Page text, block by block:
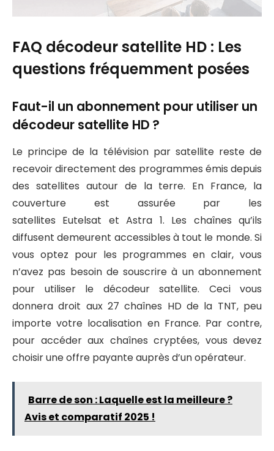
FAQ décodeur satellite HD : Les
questions fréquemment posées
Faut-il un abonnement pour utiliser un
décodeur satellite HD ?
Le principe de la télévision par satellite reste de
recevoir directement des programmes émis depuis
des satellites autour de la terre. En France, la
couverture est assurée par les
satellites Eutelsat et Astra 1. Les chaînes qu’ils
diffusent demeurent accessibles à tout le monde. Si
vous optez pour les programmes en clair, vous
n’avez pas besoin de souscrire à un abonnement
pour utiliser le décodeur satellite. Ceci vous
donnera droit aux 27 chaînes HD de la TNT, peu
importe votre localisation en France. Par contre,
pour accéder aux chaînes cryptées, vous devez
choisir une offre payante auprès d’un opérateur.
Barre de son : Laquelle est la meilleure ?
Avis et comparatif 2025 !